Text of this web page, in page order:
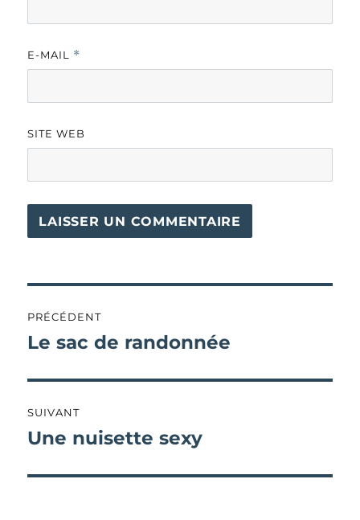
E-MAIL *
SITE WEB
de
PRÉCÉDENT
Publication
Le sac de randonnée
SUIVANT
Publication
Une nuisette sexy